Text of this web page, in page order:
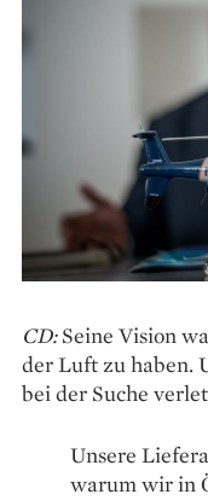
CD:Seine Vision
der Luft zu haben.
bei der Suche
Unsere
warum wir in